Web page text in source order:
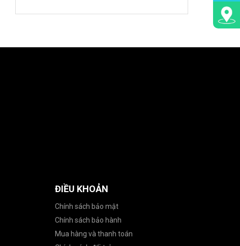
ĐIỀU KHOẢN
Chính sách bảo mật
Chính sách bảo hành
Mua hàng và thanh toán